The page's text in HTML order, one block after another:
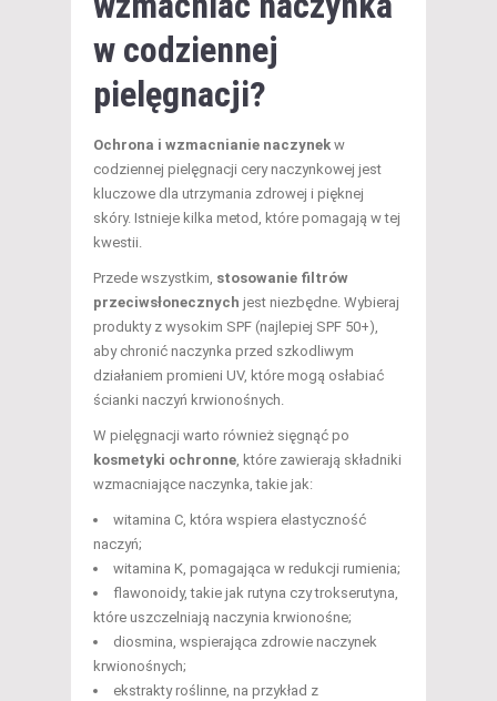
w codziennej
pielęgnacji?
Ochrona i wzmacnianie naczynek w
codziennej pielęgnacji cery naczynkowej jest
kluczowe dla utrzymania zdrowej i pięknej
skóry. Istnieje kilka metod, które pomagają w tej
kwestii.
Przede wszystkim, stosowanie filtrów
przeciwsłonecznych jest niezbędne. Wybieraj
produkty z wysokim SPF (najlepiej SPF 50+),
aby chronić naczynka przed szkodliwym
działaniem promieni UV, które mogą osłabiać
ścianki naczyń krwionośnych.
W pielęgnacji warto również sięgnąć po
kosmetyki ochronne, które zawierają składniki
wzmacniające naczynka, takie jak:
witamina C, która wspiera elastyczność
naczyń;
witamina K, pomagająca w redukcji rumienia;
flawonoidy, takie jak rutyna czy trokserutyna,
które uszczelniają naczynia krwionośne;
diosmina, wspierająca zdrowie naczynek
krwionośnych;
ekstrakty roślinne, na przykład z